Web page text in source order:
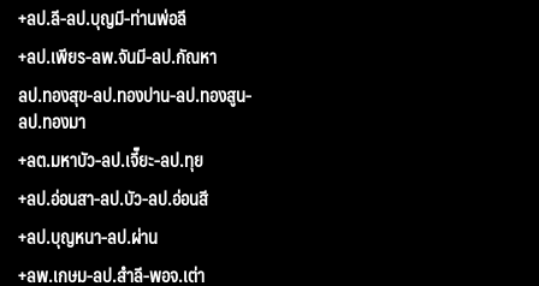
+ลป.ลี-ลป.บุญมี-ท่านพ่อลี
+ลป.เพียร-ลพ.จันมี-ลป.กัณหา
ลป.ทองสุข-ลป.ทองปาน-ลป.ทองสูน-
ลป.ทองมา
+ลต.มหาบัว-ลป.เจี๊ยะ-ลป.ทุย
+ลป.อ่อนสา-ลป.บัว-ลป.อ่อนสี
+ลป.บุญหนา-ลป.ผ่าน
+ลพ.เกษม-ลป.สำลี-พอจ.เต่า